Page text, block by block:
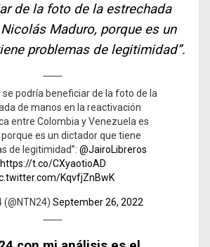
de la foto de la estrechada
Maduro, porque es un
problemas de legitimidad”.
se podría beneficiar de la foto de la
de manos en la reactivación
entre Colombia y Venezuela es
es un dictador que tiene
de legitimidad”: @JairoLibreros
https://t.co/CXyaotioAD
KqvfjZnBwK
(@NTN24) September 26, 2022